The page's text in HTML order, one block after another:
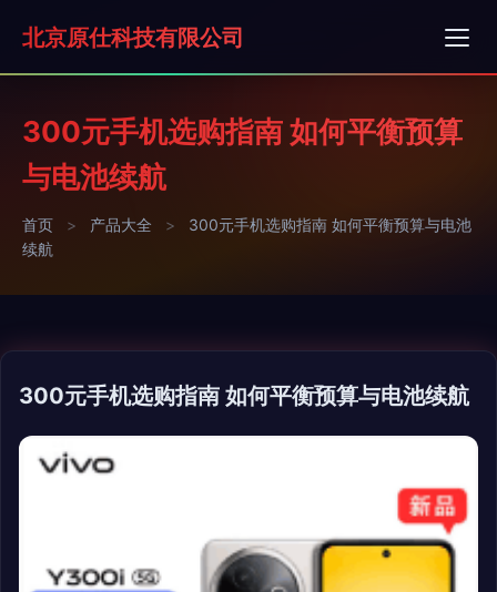
北京原仕科技有限公司
300元手机选购指南 如何平衡预算
与电池续航
首页 > 产品大全 >
300元手机选购指南 如何平衡预算与电池
续航
300元手机选购指南 如何平衡预算与电池续航